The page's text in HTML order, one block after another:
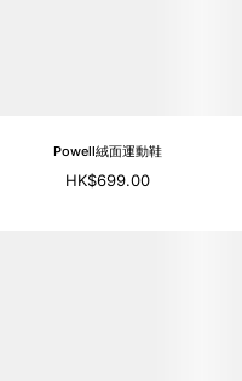
Powell絨面運動鞋
HK$699.00